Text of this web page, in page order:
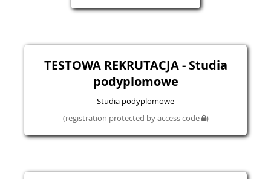
TESTOWA REKRUTACJA - Studia
podyplomowe
Studia podyplomowe
(registration protected by access code )